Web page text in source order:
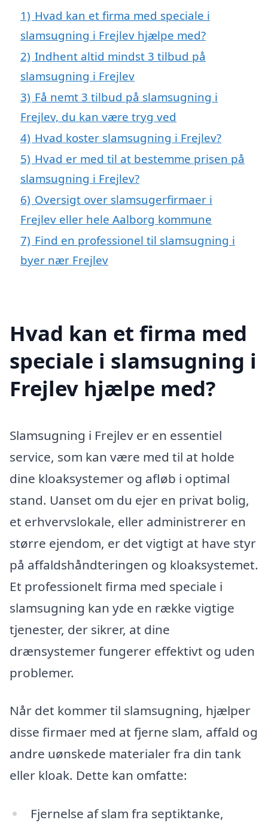
1) Hvad kan et firma med speciale i
slamsugning i Frejlev hjælpe med?
2) Indhent altid mindst 3 tilbud på
slamsugning i Frejlev
3) Få nemt 3 tilbud på slamsugning i
Frejlev, du kan være tryg ved
4) Hvad koster slamsugning i Frejlev?
5) Hvad er med til at bestemme prisen på
slamsugning i Frejlev?
6) Oversigt over slamsugerfirmaer i
Frejlev eller hele Aalborg kommune
7) Find en professionel til slamsugning i
byer nær Frejlev
Hvad kan et firma med
speciale i slamsugning i
Frejlev hjælpe med?
Slamsugning i Frejlev er en essentiel
service, som kan være med til at holde
dine kloaksystemer og afløb i optimal
stand. Uanset om du ejer en privat bolig,
et erhvervslokale, eller administrerer en
større ejendom, er det vigtigt at have styr
på affaldshåndteringen og kloaksystemet.
Et professionelt firma med speciale i
slamsugning kan yde en række vigtige
tjenester, der sikrer, at dine
drænsystemer fungerer effektivt og uden
problemer.
Når det kommer til slamsugning, hjælper
disse firmaer med at fjerne slam, affald og
andre uønskede materialer fra din tank
eller kloak. Dette kan omfatte:
Fjernelse af slam fra septiktanke,